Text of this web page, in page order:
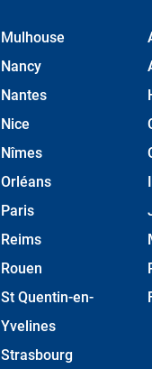
Mulhouse
Nancy
Nantes
Nice
Nîmes
Orléans
Paris
Reims
Rouen
St Quentin-en-
Yvelines
Strasbourg